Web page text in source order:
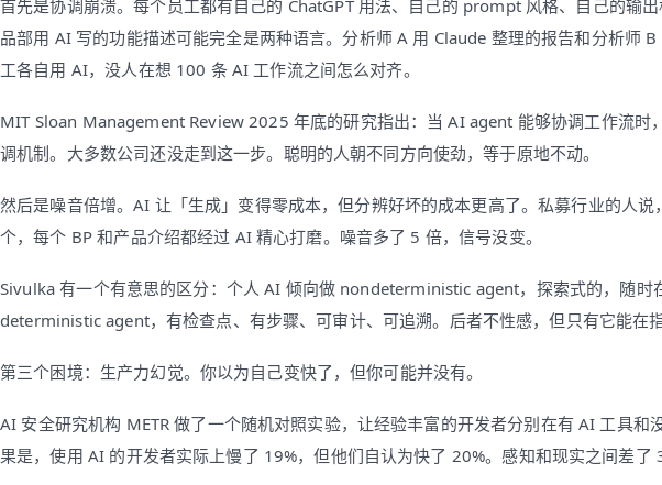
首先是协调崩溃。每个员工都有自己的 ChatGPT 用法、自己的 prompt 风格、自己的输
品部用 AI 写的功能描述可能完全是两种语言。分析师 A 用 Claude 整理的报告和分析师
工各自用 AI，没人在想 100 条 AI 工作流之间怎么对齐。
MIT Sloan Management Review 2025 年底的研究指出：当 AI agent 能够协调工作流时
调机制。大多数公司还没走到这一步。聪明的人朝不同方向使劲，等于原地不动。
然后是噪音倍增。AI 让「生成」变得零成本，但分辨好坏的成本更高了。私募行业的人
个，每个 BP 和产品介绍都经过 AI 精心打磨。噪音多了 5 倍，信号没变。
Sivulka 有一个有意思的区分：个人 AI 倾向做 nondeterministic agent，探索式的，随时
deterministic agent，有检查点、有步骤、可审计、可追溯。后者不性感，但只有它能在
第三个困境：生产力幻觉。你以为自己变快了，但你可能并没有。
AI 安全研究机构 METR 做了一个随机对照实验，让经验丰富的开发者分别在有 AI 工具和
果是，使用 AI 的开发者实际上慢了 19%，但他们自认为快了 20%。感知和现实之间差了